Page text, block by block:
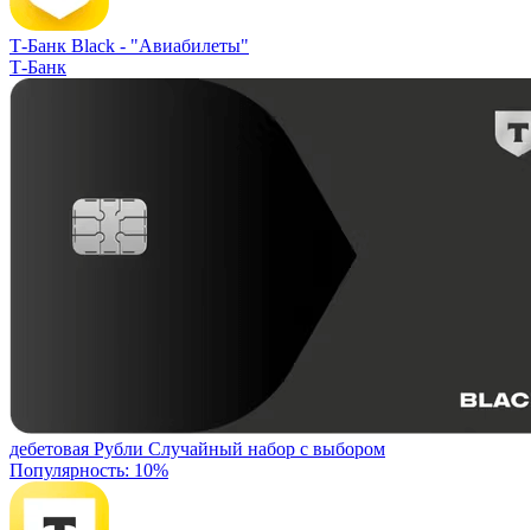
Т-Банк Black - "Авиабилеты"
Т-Банк
дебетовая Рубли Случайный набор с выбором
Популярность: 10%